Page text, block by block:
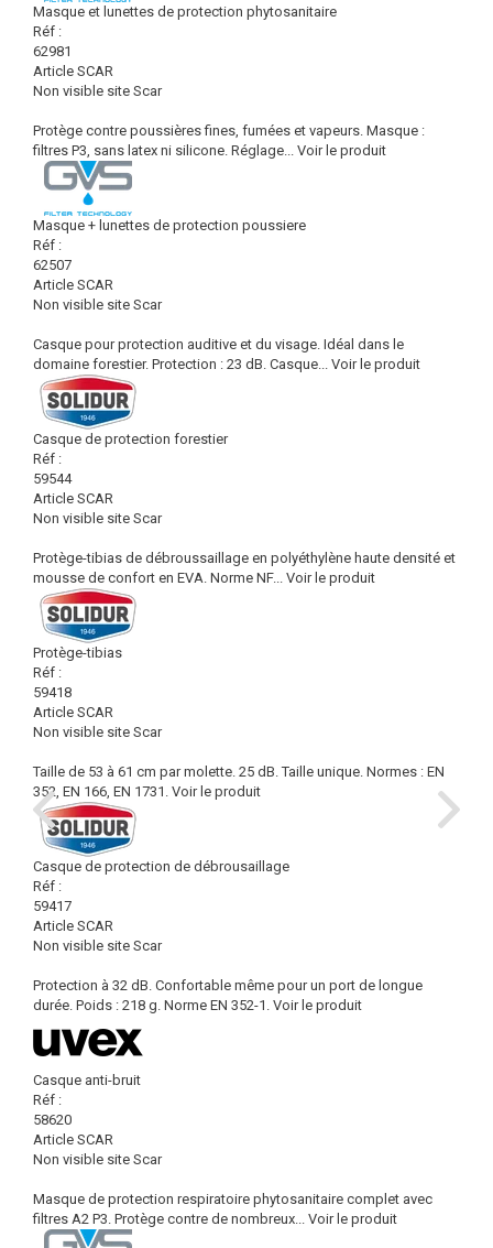
Masque et lunettes de protection phytosanitaire
Réf :
62981
Article SCAR
Non visible site Scar
Protège contre poussières fines, fumées et vapeurs. Masque :
filtres P3, sans latex ni silicone. Réglage... Voir le produit
Masque + lunettes de protection poussiere
Réf :
62507
Article SCAR
Non visible site Scar
Casque pour protection auditive et du visage. Idéal dans le
domaine forestier. Protection : 23 dB. Casque... Voir le produit
Casque de protection forestier
Réf :
59544
Article SCAR
Non visible site Scar
Protège-tibias de débroussaillage en polyéthylène haute densité et
mousse de confort en EVA. Norme NF... Voir le produit
Protège-tibias
Réf :
59418
Article SCAR
Non visible site Scar
Taille de 53 à 61 cm par molette. 25 dB. Taille unique. Normes : EN
352, EN 166, EN 1731. Voir le produit
Casque de protection de débrousaillage
Réf :
59417
Article SCAR
Non visible site Scar
Protection à 32 dB. Confortable même pour un port de longue
durée. Poids : 218 g. Norme EN 352-1. Voir le produit
Casque anti-bruit
Réf :
58620
Article SCAR
Non visible site Scar
Masque de protection respiratoire phytosanitaire complet avec
filtres A2 P3. Protège contre de nombreux... Voir le produit